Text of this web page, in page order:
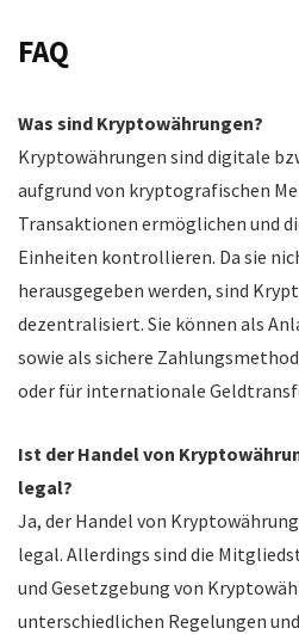
FAQ
Was sind Kryptowährungen?
Kryptowährungen sind digitale
aufgrund von kryptografischen
Transaktionen ermöglichen und
Einheiten kontrollieren. Da sie
herausgegeben werden, sind
dezentralisiert. Sie können als
sowie als sichere
oder für internationale
Ist der Handel von
legal?
Ja, der Handel von
legal. Allerdings sind die
und Gesetzgebung von
unterschiedlichen Regelungen